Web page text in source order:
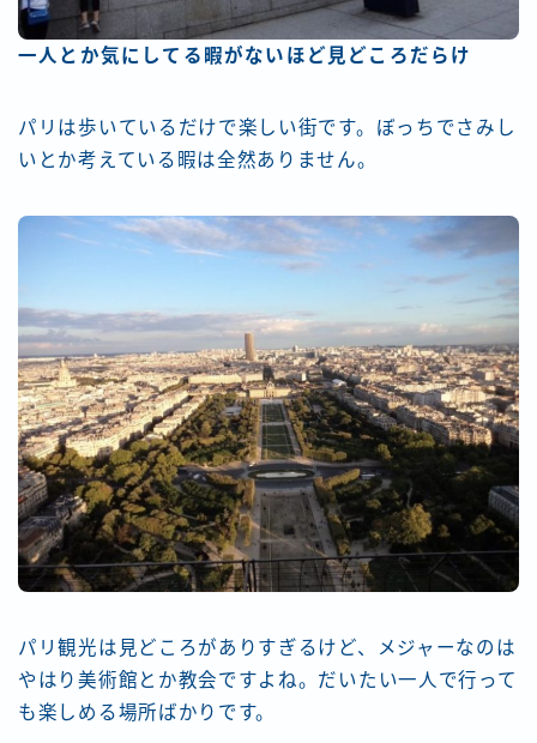
一人とか気にしてる暇がないほど見どころだらけ
パリは歩いているだけで楽しい街です。ぼっちでさみし
いとか考えている暇は全然ありません。
パリ観光は見どころがありすぎるけど、メジャーなのは
やはり美術館とか教会ですよね。だいたい一人で行って
も楽しめる場所ばかりです。